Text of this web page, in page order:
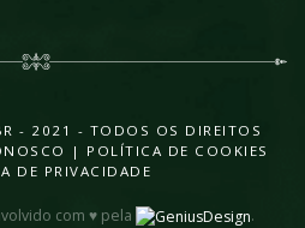
- 2021 - TODOS OS DIREITOS
| POLÍTICA DE COOKIES
DE PRIVACIDADE
com ♥ pela .